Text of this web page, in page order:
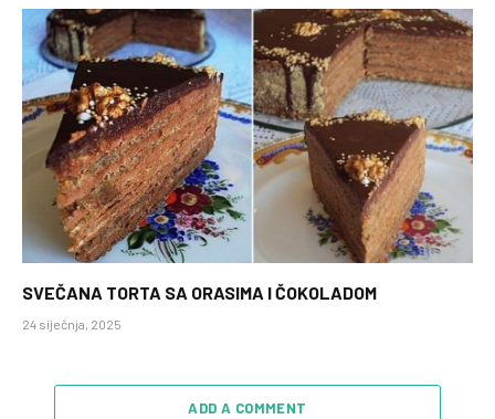
SVEČANA TORTA SA ORASIMA I ČOKOLADOM
24 siječnja, 2025
ADD A COMMENT